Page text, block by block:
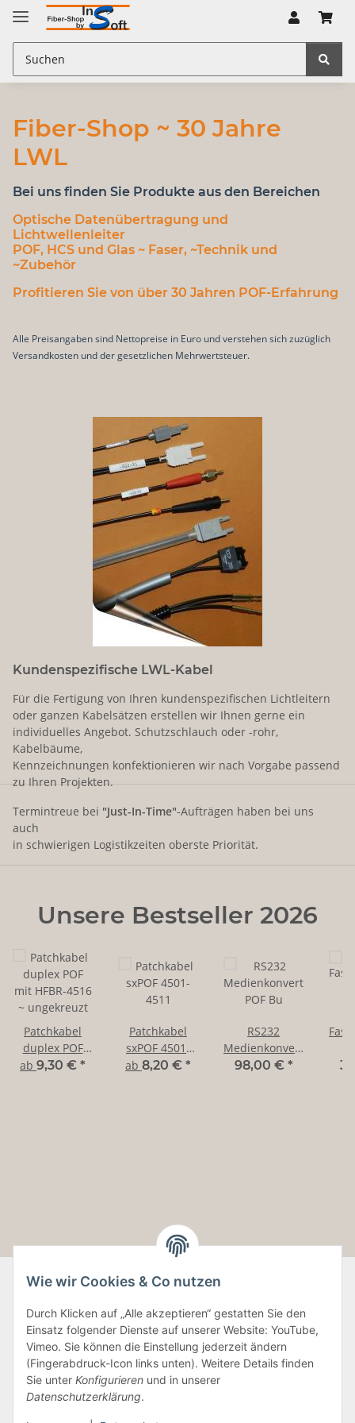
Wie wir Cookies & Co nutzen
Durch Klicken auf „Alle akzeptieren“ gestatten Sie den
Einsatz folgender Dienste auf unserer Website: YouTube,
Vimeo. Sie können die Einstellung jederzeit ändern
(Fingerabdruck-Icon links unten). Weitere Details finden
Sie unter Konfigurieren und in unserer
Datenschutzerklärung.
Fiber-Shop ~ 30 Jahre
LWL
Bei uns finden Sie Produkte aus den Bereichen
Optische Datenübertragung und
Lichtwellenleiter
POF, HCS und Glas ~ Faser, ~Technik und
~Zubehör
Profitieren Sie von über 30 Jahren POF-Erfahrung
Alle Preisangaben sind Nettopreise in Euro und verstehen sich zuzüglich
Versandkosten und der gesetzlichen Mehrwertsteuer.
Kundenspezifische LWL-Kabel
Für die Fertigung von Ihren kundenspezifischen Lichtleitern
oder ganzen Kabelsätzen erstellen wir Ihnen gerne ein
individuelles Angebot. Schutzschlauch oder -rohr,
Kabelbäume,
Kennzeichnungen konfektionieren wir nach Vorgabe passend
zu Ihren Projekten.
Termintreue bei "Just-In-Time"-Aufträgen haben bei uns
auch
in schwierigen Logistikzeiten oberste Priorität.
Unsere Bestseller 2026
Patchkabel
duplex POF
mit HFBR-4516
ab 9,30 € *
Patchkabel
sxPOF 4501-
4511
ab 8,20 € *
RS232
Medienkonverter
POF Bu
98,00 € *
Informationen
Gesetzliche Informationen